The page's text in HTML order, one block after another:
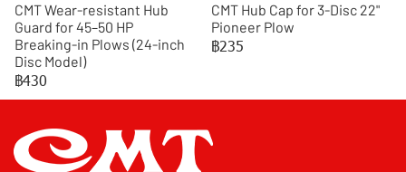
CMT Wear-resistant Hub
Guard for 45–50 HP
Breaking-in Plows (24-inch
Disc Model)
฿430
CMT Hub Cap for 3-Disc 22"
Pioneer Plow
฿235